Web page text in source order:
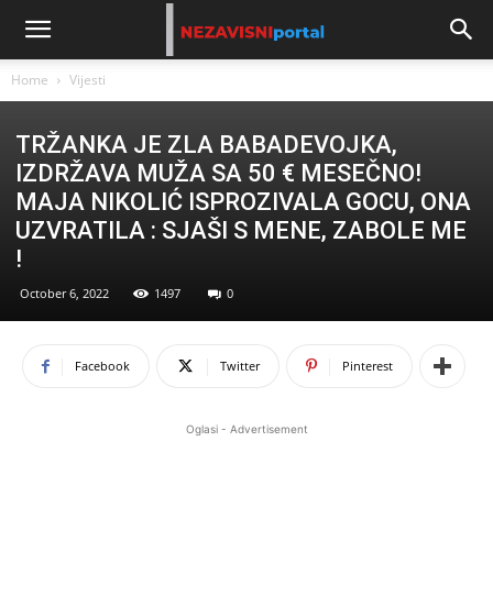
Home Vijesti
TRŽANKA JE ZLA BABADEVOJKA,
IZDRŽAVA MUŽA SA 50 € MESEČNO!
MAJA NIKOLIĆ ISPROZIVALA GOCU, ONA
UZVRATILA : SJAŠI S MENE, ZABOLE ME
!
October 6, 2022 1497 0
Facebook Twitter Pinterest
Oglasi - Advertisement